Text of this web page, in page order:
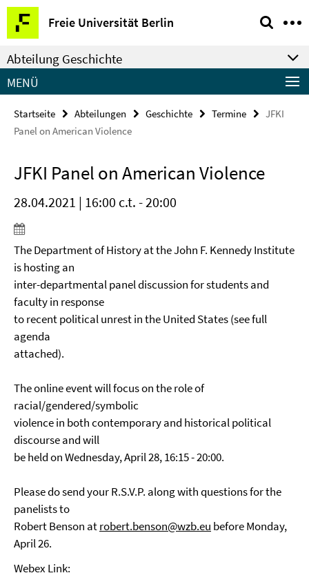
Springe
direkt
zu
Inhalt
Freie Universität Berlin
Service-
Navigation
Abteilung Geschichte
MENÜ
Startseite Abteilungen Geschichte Termine
JFKI
Panel on American Violence
JFKI Panel on American Violence
28.04.2021 | 16:00 c.t. - 20:00
The Department of History at the John F. Kennedy Institute
is hosting an
inter-departmental panel discussion for students and
faculty in response
to recent political unrest in the United States (see full
agenda
attached).
The online event will focus on the role of
racial/gendered/symbolic
violence in both contemporary and historical political
discourse and will
be held on Wednesday, April 28, 16:15 - 20:00.
Please do send your R.S.V.P. along with questions for the
panelists to
Robert Benson atrobert.benson@wzb.eu before Monday,
April 26.
Webex Link: